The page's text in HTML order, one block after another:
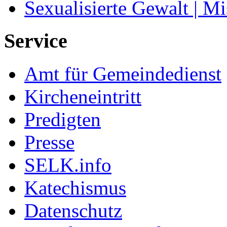
Sexualisierte Gewalt |
Service
Amt für Gemeindedienst
Kircheneintritt
Predigten
Presse
SELK.info
Katechismus
Datenschutz